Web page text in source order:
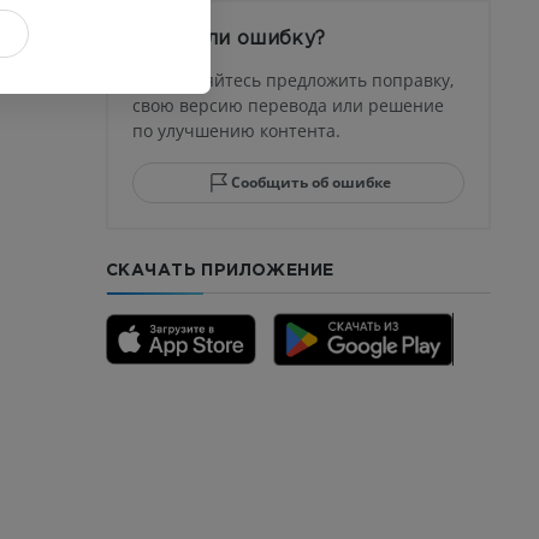
Заметили ошибку?
Не стесняйтесь предложить поправку,
свою версию перевода или решение
по улучшению контента.
Сообщить об ошибке
СКАЧАТЬ ПРИЛОЖЕНИЕ